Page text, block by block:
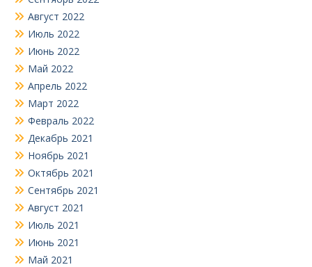
Август 2022
Июль 2022
Июнь 2022
Май 2022
Апрель 2022
Март 2022
Февраль 2022
Декабрь 2021
Ноябрь 2021
Октябрь 2021
Сентябрь 2021
Август 2021
Июль 2021
Июнь 2021
Май 2021